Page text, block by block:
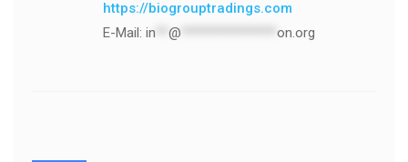
https://biogrouptradings.com
E-Mail: in @ on.org